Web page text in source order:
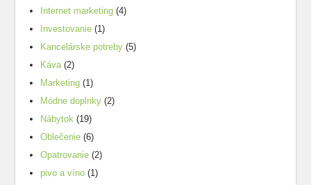
Internet marketing (4)
Investovanie (1)
Kancelárske potreby (5)
Káva(2)
Marketing (1)
Módne doplnky (2)
Nábytok (19)
Oblečenie (6)
Opatrovanie (2)
pivo a víno (1)